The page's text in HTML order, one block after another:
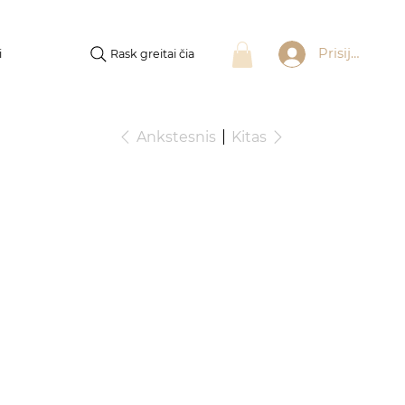
Rask greitai čia Prisijungti
Ankstesnis Kitas